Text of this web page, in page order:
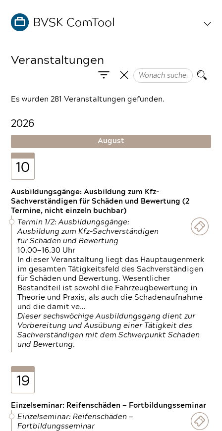
Veranstaltungen
Es wurden 281 Veranstaltungen gefunden.
2026
August
10
Ausbildungsgänge: Ausbildung zum Kfz-
Sachverständigen für Schäden und Bewertung (2
Termine, nicht einzeln buchbar)
Termin 1/2: Ausbildungsgänge:
Ausbildung zum Kfz-Sachverständigen
für Schäden und Bewertung
10.00—16.30 Uhr
In dieser Veranstaltung liegt das Hauptaugenmerk
im gesamten Tätigkeitsfeld des Sachverständigen
für Schäden und Bewertung. Wesentlicher
Bestandteil ist sowohl die Fahrzeugbewertung in
Theorie und Praxis, als auch die Schadenaufnahme
und die damit ve…
Dieser sechswöchige Ausbildungsgang dient zur
Vorbereitung und Ausübung einer Tätigkeit des
Sachverständigen mit dem Schwerpunkt Schaden
und Bewertung.
19
Einzelseminar: Reifenschäden — Fortbildungsseminar
Einzelseminar: Reifenschäden —
Fortbildungsseminar